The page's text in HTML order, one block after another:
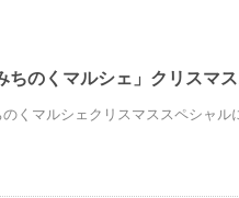
ちのくマルシェ」クリスマ
くマルシェクリスマススペシャ